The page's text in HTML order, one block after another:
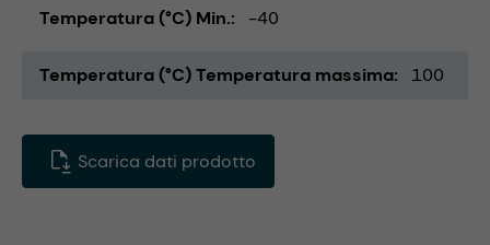
Temperatura (°C) Min. -40
Temperatura (°C) Temperatura massima 100
Scarica dati prodotto